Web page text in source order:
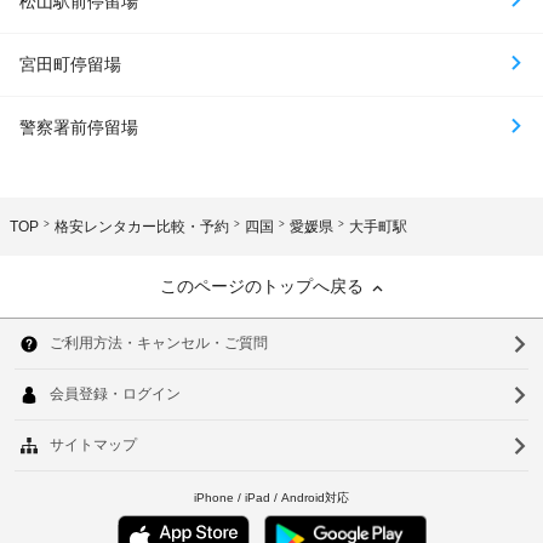
宮田町停留場
警察署前停留場
TOP 格安レンタカー比較・予約 四国 愛媛県 大手町駅
このページのトップへ戻る